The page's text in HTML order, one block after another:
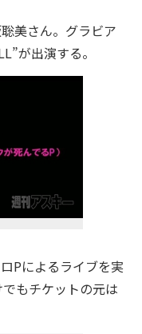
美さん。グラビア
が出演する。
Pによるライブを実
もチケットの元は